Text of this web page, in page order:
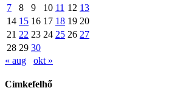
7
8 9 10 11 12 13
14 15 16 17 18 19 20
21 22 23 24 25 26 27
28 29 30
« aug
okt »
Címkefelhő